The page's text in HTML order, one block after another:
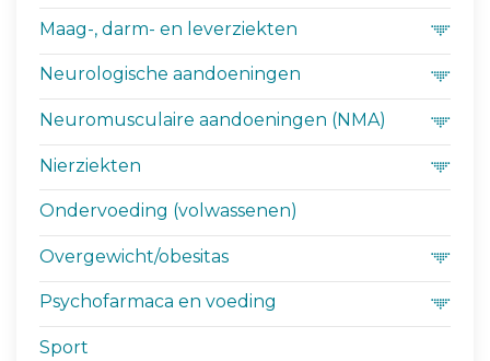
Maag-, darm- en leverziekten
Neurologische aandoeningen
Neuromusculaire aandoeningen (NMA)
Nierziekten
Ondervoeding (volwassenen)
Overgewicht/obesitas
Psychofarmaca en voeding
Sport